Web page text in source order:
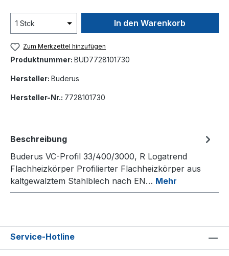
In den Warenkorb
Zum Merkzettel hinzufügen
Produktnummer: BUD7728101730
Hersteller: Buderus
Hersteller-Nr.: 7728101730
Beschreibung
Buderus VC-Profil 33/400/3000, R Logatrend
Flachheizkörper Profilierter Flachheizkörper aus
kaltgewalztem Stahlblech nach EN… Mehr
Service-Hotline